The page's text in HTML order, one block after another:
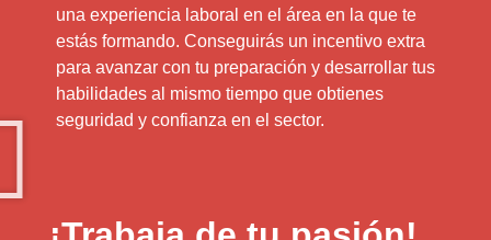
una experiencia laboral en el área en la que te
estás formando. Conseguirás un incentivo extra
para avanzar con tu preparación y desarrollar tus
habilidades al mismo tiempo que obtienes
seguridad y confianza en el sector.